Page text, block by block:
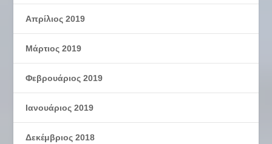
Απρίλιος 2019
Μάρτιος 2019
Φεβρουάριος 2019
Ιανουάριος 2019
Δεκέμβριος 2018